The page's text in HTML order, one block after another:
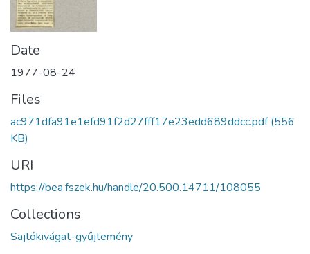
Date
1977-08-24
Files
ac971dfa91e1efd91f2d27fff17e23edd689ddcc.pdf(556
KB)
URI
https://bea.fszek.hu/handle/20.500.14711/108055
Collections
Sajtókivágat-gyűjtemény